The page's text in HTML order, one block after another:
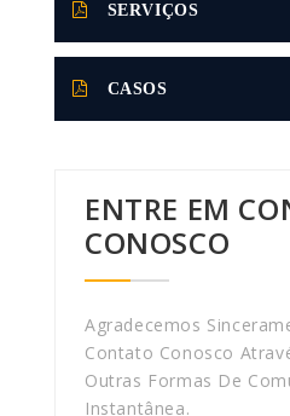
SERVIÇOS
CASOS
ENTRE EM
CONOSCO
Agradecemos
Contato Conosco
Outras Formas De
Instantânea.